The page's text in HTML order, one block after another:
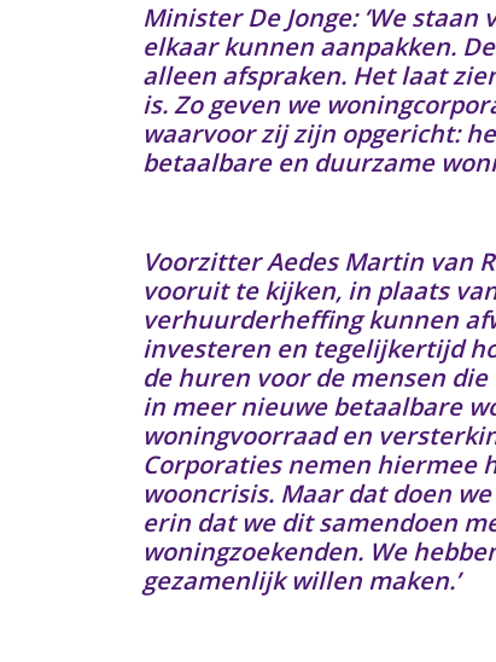
Minister De Jonge: ‘We
elkaar kunnen aanpakken.
alleen afspraken. Het laat
is. Zo geven we
waarvoor zij zijn opgericht:
betaalbare en duurzame
Voorzitter Aedes Martin van
vooruit te kijken, in plaats
verhuurderheffing kunnen
investeren en tegelijkertijd
de huren voor de mensen
in meer nieuwe betaalbare
woningvoorraad en
Corporaties nemen hiermee
wooncrisis. Maar dat doen
erin dat we dit samendoen
woningzoekenden. We
gezamenlijk willen maken.’